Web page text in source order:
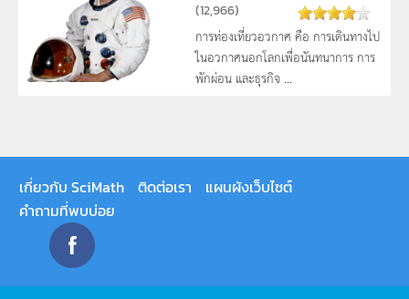
(12,966)
การท่องเที่ยวอวกาศ คือ การเดินทางไป
ในอวกาศนอกโลกเพื่อนันทนาการ การ
พักผ่อน และธุรกิจ ...
เกี่ยวกับ SciMath ติดต่อเรา
แผนผังเว็บไซต์
คำถามที่พบบ่อย